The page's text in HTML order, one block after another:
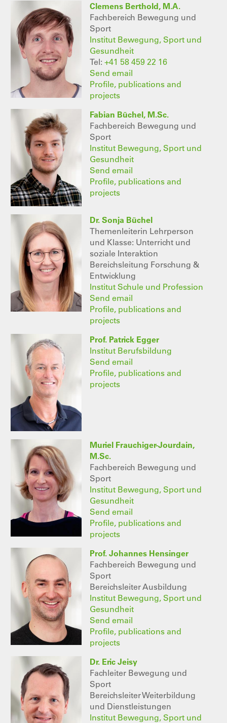
Clemens Berthold, M.A.
Fachbereich Bewegung und
Sport
Institut Bewegung, Sport und
Gesundheit
Tel: +41 58 459 22 16
Send email
Profile, publications and
projects
Fabian Büchel, M.Sc.
Fachbereich Bewegung und
Sport
Institut Bewegung, Sport und
Gesundheit
Send email
Profile, publications and
projects
Dr. Sonja Büchel
Themenleiterin Lehrperson
und Klasse: Unterricht und
soziale Interaktion
Bereichsleitung Forschung &
Entwicklung
Institut Schule und Profession
Send email
Profile, publications and
projects
Prof. Patrick Egger
Institut Berufsbildung
Send email
Profile, publications and
projects
Muriel Frauchiger-Jourdain,
M.Sc.
Fachbereich Bewegung und
Sport
Institut Bewegung, Sport und
Gesundheit
Send email
Profile, publications and
projects
Prof. Johannes Hensinger
Fachbereich Bewegung und
Sport
Bereichsleiter Ausbildung
Institut Bewegung, Sport und
Gesundheit
Send email
Profile, publications and
projects
Dr. Eric Jeisy
Fachleiter Bewegung und
Sport
Bereichsleiter Weiterbildung
und Dienstleistungen
Institut Bewegung, Sport und